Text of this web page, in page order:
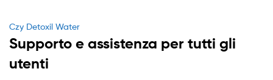
Categories
Czy Detoxil Water
Supporto e assistenza per tutti gli
utenti